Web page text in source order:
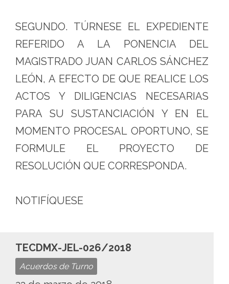
SEGUNDO. TÚRNESE EL EXPEDIENTE
REFERIDO A LA PONENCIA DEL
MAGISTRADO JUAN CARLOS SÁNCHEZ
LEÓN, A EFECTO DE QUE REALICE LOS
ACTOS Y DILIGENCIAS NECESARIAS
PARA SU SUSTANCIACIÓN Y EN EL
MOMENTO PROCESAL OPORTUNO, SE
FORMULE EL PROYECTO DE
RESOLUCIÓN QUE CORRESPONDA.
NOTIFÍQUESE
TECDMX-JEL-026/2018
Acuerdos de Turno